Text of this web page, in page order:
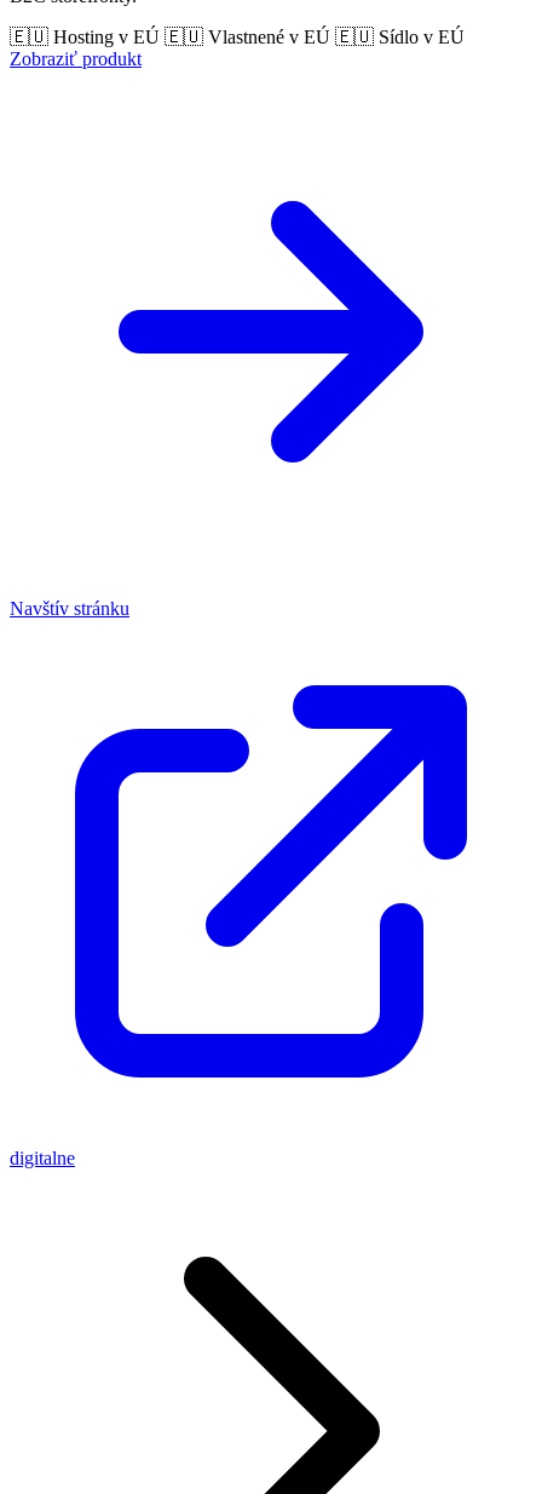
🇪🇺 Hosting v EÚ 🇪🇺 Vlastnené v EÚ 🇪🇺 Sídlo v EÚ
Zobraziť produkt
Navštív stránku
digitalne